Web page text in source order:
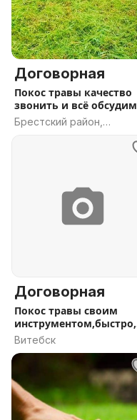
Договорная
Покос травы качество
звонить и всё обсудим
Брестский район,
Договорная
Покос травы своим
инструментом,быстро,
качественно
Витебск